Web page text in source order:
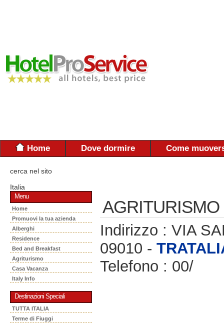
Home Dove dormire Come
cerca nel sito
Italia
Menu
Home
Promuovi la tua azienda
Alberghi
Residence
Bed and Breakfast
Agriturismo
Casa Vacanza
Italy Info
Destinazioni Speciali
TUTTA ITALIA
Terme di Fiuggi
Indirizzo : VIA
09010 -
Telefono : 00/